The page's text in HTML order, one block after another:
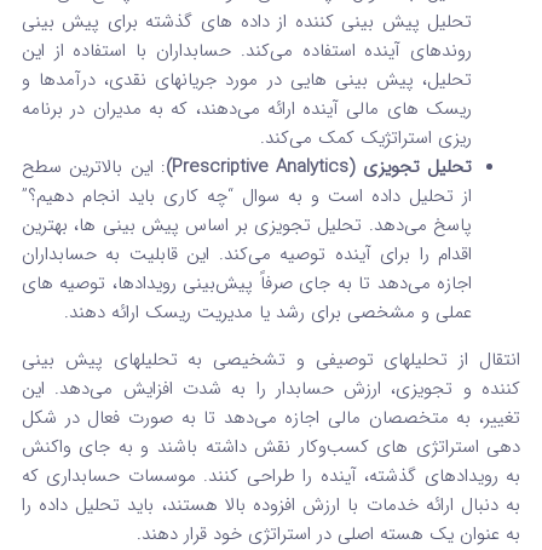
تحلیل پیش‌ بینی‌ کننده از داده‌ های گذشته برای پیش‌ بینی
روندهای آینده استفاده می‌کند. حسابداران با استفاده از این
تحلیل، پیش‌ بینی‌ هایی در مورد جریانهای نقدی، درآمدها و
ریسک‌ های مالی آینده ارائه می‌دهند، که به مدیران در برنامه‌
ریزی استراتژیک کمک می‌کند.
تحلیل تجویزی (Prescriptive Analytics)
: این بالاترین سطح
از تحلیل داده است و به سوال “چه کاری باید انجام دهیم؟”
پاسخ می‌دهد. تحلیل تجویزی بر اساس پیش‌ بینی‌ ها، بهترین
اقدام را برای آینده توصیه می‌کند. این قابلیت به حسابداران
اجازه می‌دهد تا به جای صرفاً پیش‌بینی رویدادها، توصیه‌ های
عملی و مشخصی برای رشد یا مدیریت ریسک ارائه دهند.
انتقال از تحلیلهای توصیفی و تشخیصی به تحلیلهای پیش‌ بینی‌
کننده و تجویزی، ارزش حسابدار را به شدت افزایش می‌دهد. این
تغییر، به متخصصان مالی اجازه می‌دهد تا به صورت فعال در شکل‌
دهی استراتژی‌ های کسب‌وکار نقش داشته باشند و به جای واکنش
به رویدادهای گذشته، آینده را طراحی کنند. موسسات حسابداری که
به دنبال ارائه خدمات با ارزش‌ افزوده بالا هستند، باید تحلیل داده را
به عنوان یک هسته اصلی در استراتژی خود قرار دهند.